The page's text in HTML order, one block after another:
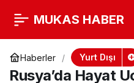
MUKAS HABER
Haberler Yurt Dışı
Rusya’da Hayat
Rusya’da Hayat Ucuz
mu?